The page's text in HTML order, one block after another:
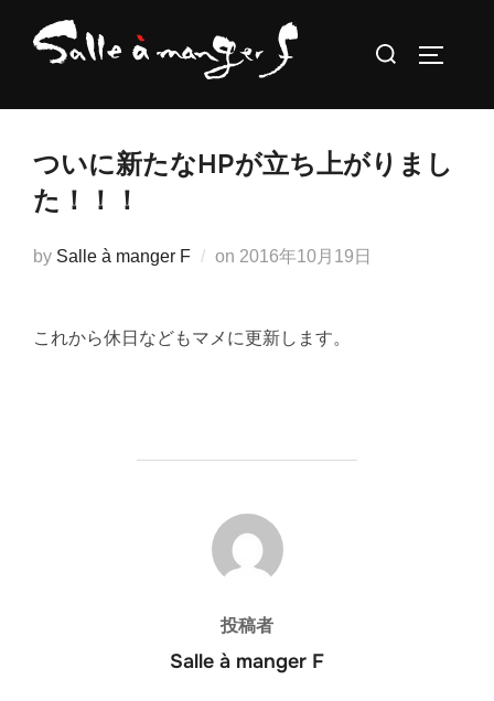
ン
検
ついに新たなHPが立ち上がりまし
た！！！
by Salle à manger F on 投
2016年10月19日
これから休日などもマメに更新します。
投稿者
投稿者
Salle à manger F